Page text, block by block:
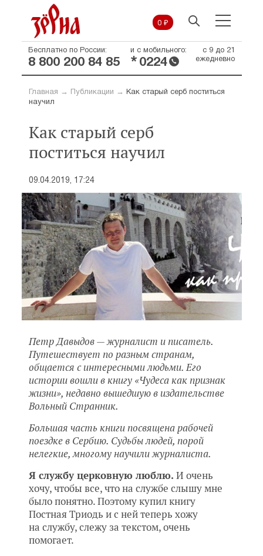
0 ₽
Бесплатно по России:
8 800 200 84 85
и с мобильного:
* 0224
с 9 до 21
ежедневно
Главная → Публикации →
Как старый серб поститься
научил
Как старый серб
поститься научил
09.04.2019, 17:24
Петр Давыдов — журналист и писатель.
Путешествует по разным странам,
общается с интересными людьми. Его
истории вошли в книгу «Чудеса как признак
жизни», недавно вышедшую в издательстве
Вольный Странник.
Большая часть книги посвящена рабочей
поездке в Сербию. Судьбы людей, порой
нелегкие, многому научили журналиста.
Я службу церковную люблю. И очень
хочу, чтобы все, что на службе слышу мне
было понятно. Поэтому купил книгу
Постная Триодь и с ней теперь хожу
на службу, слежу за текстом, очень
помогает.